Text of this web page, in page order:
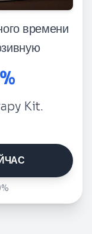
времени
Kit.